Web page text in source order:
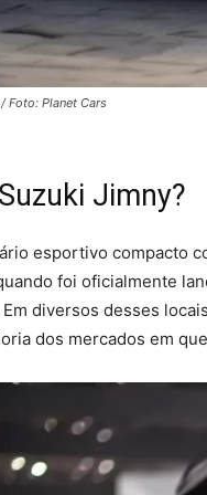
Foto: Planet Cars
Jimny?
esportivo compacto
foi oficialmente
diversos desses
dos mercados em